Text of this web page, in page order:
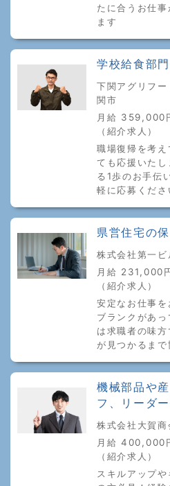
たに合うお仕
ます
学校給食部
下関アグリフ
関市
月給 359,000
（紹介求人）
職場復帰を考
ても応援いた
る1歩のお手伝
軽に応募くださ
県営住宅の
株式会社第一
月給 231,000
（紹介求人）
安定なお仕事
ブランクがあ
は求職者の味
が見つかるま
機械部品や
フ、リーダ
株式会社大賀
月給 400,000
（紹介求人）
スキルアップ